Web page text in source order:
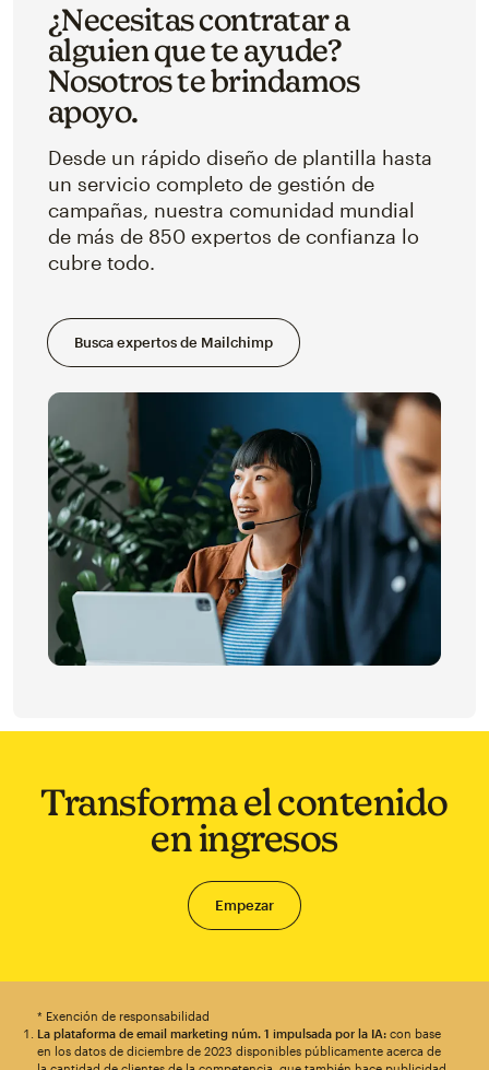
¿Necesitas contratar a
alguien que te ayude?
Nosotros te brindamos
apoyo.
Desde un rápido diseño de plantilla hasta
un servicio completo de gestión de
campañas, nuestra comunidad mundial
de más de 850 expertos de confianza lo
cubre todo.
Busca expertos de Mailchimp
Transforma el contenido
en ingresos
Empezar
* Exención de responsabilidad
La plataforma de email marketing núm. 1 impulsada por la IA:con base
en los datos de diciembre de 2023 disponibles públicamente acerca de